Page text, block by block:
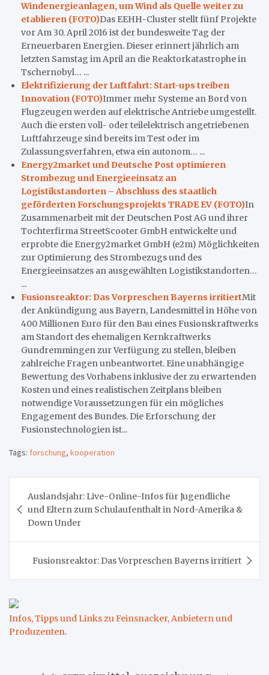
Windenergieanlagen, um Wind als Quelle weiter zu
etablieren (FOTO)Das EEHH-Cluster stellt fünf Projekte
vor Am 30. April 2016 ist der bundesweite Tag der
Erneuerbaren Energien. Dieser erinnert jährlich am
letzten Samstag im April an die Reaktorkatastrophe in
Tschernobyl… ...
Elektrifizierung der Luftfahrt: Start-ups treiben
Innovation (FOTO)Immer mehr Systeme an Bord von
Flugzeugen werden auf elektrische Antriebe umgestellt.
Auch die ersten voll- oder teilelektrisch angetriebenen
Luftfahrzeuge sind bereits im Test oder im
Zulassungsverfahren, etwa ein autonom… ...
Energy2market und Deutsche Post optimieren
Strombezug und Energieeinsatz an
Logistikstandorten – Abschluss des staatlich
geförderten Forschungsprojekts TRADE EV (FOTO)In
Zusammenarbeit mit der Deutschen Post AG und ihrer
Tochterfirma StreetScooter GmbH entwickelte und
erprobte die Energy2market GmbH (e2m) Möglichkeiten
zur Optimierung des Strombezugs und des
Energieeinsatzes an ausgewählten Logistikstandorten…
...
Fusionsreaktor: Das Vorpreschen Bayerns irritiertMit
der Ankündigung aus Bayern, Landesmittel in Höhe von
400 Millionen Euro für den Bau eines Fusionskraftwerks
am Standort des ehemaligen Kernkraftwerks
Gundremmingen zur Verfügung zu stellen, bleiben
zahlreiche Fragen unbeantwortet. Eine unabhängige
Bewertung des Vorhabens inklusive der zu erwartenden
Kosten und eines realistischen Zeitplans bleiben
notwendige Voraussetzungen für ein mögliches
Engagement des Bundes. Die Erforschung der
Fusionstechnologien ist...
Tags: forschung, kooperation
Auslandsjahr: Live-Online-Infos für Jugendliche
und Eltern zum Schulaufenthalt in Nord-Amerika &
Down Under
Fusionsreaktor: Das Vorpreschen Bayerns irritiert
Infos, Tipps und Links zu Feinsnacker, Anbietern und
Produzenten.